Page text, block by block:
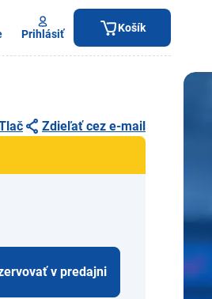
Prihlásiť Košík
Zdieľať cez e-mail
v predajni